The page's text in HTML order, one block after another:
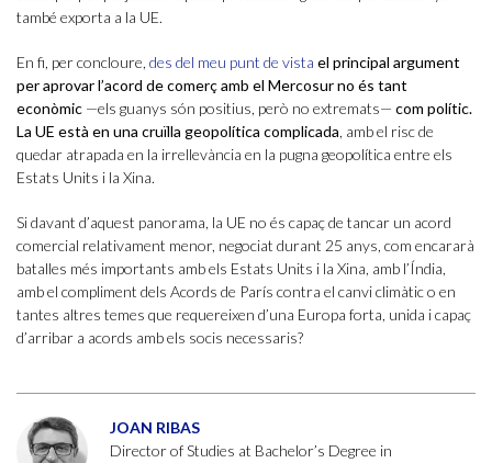
també exporta a la UE.
En fi, per concloure, des del meu punt de vista el principal argument
per aprovar l’acord de comerç amb el Mercosur no és tant
econòmic —els guanys són positius, però no extremats— com polític.
La UE està en una cruïlla geopolítica complicada, amb el risc de
quedar atrapada en la irrellevància en la pugna geopolítica entre els
Estats Units i la Xina.
Si davant d’aquest panorama, la UE no és capaç de tancar un acord
comercial relativament menor, negociat durant 25 anys, com encararà
batalles més importants amb els Estats Units i la Xina, amb l’Índia,
amb el compliment dels Acords de París contra el canvi climàtic o en
tantes altres temes que requereixen d’una Europa forta, unida i capaç
d’arribar a acords amb els socis necessaris?
JOAN RIBAS
Director of Studies at Bachelor’s Degree in